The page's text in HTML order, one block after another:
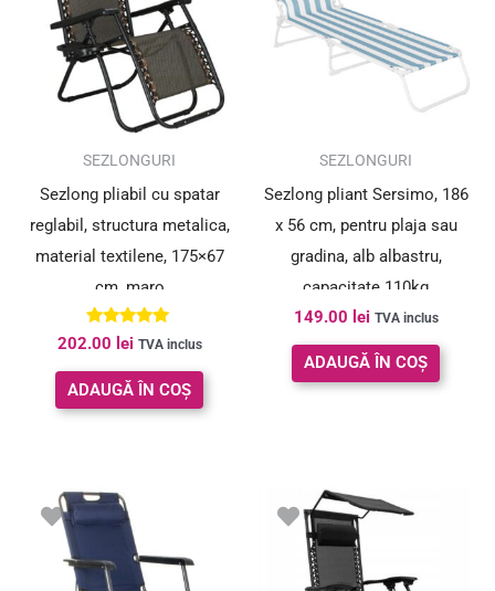
SEZLONGURI
Sezlong pliabil cu spatar
reglabil, structura metalica,
material textilene, 175×67
cm, maro
Evaluat la
5.00
din 5
202.00 lei TVA inclus
ADAUGĂ ÎN COȘ
SEZLONGURI
Sezlong pliant Sersimo, 186
x 56 cm, pentru plaja sau
gradina, alb albastru,
capacitate 110kg
149.00 lei TVA inclus
ADAUGĂ ÎN COȘ
Prețul
inițial
a
fost:
277.00 lei.